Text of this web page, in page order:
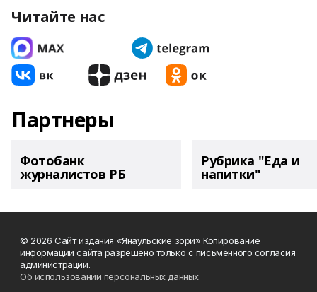
Читайте нас
Партнеры
Фотобанк
журналистов РБ
Рубрика "Еда и
напитки"
© 2026 Сайт издания «Янаульские зори» Копирование
информации сайта разрешено только с письменного согласия
администрации.
Об использовании персональных данных